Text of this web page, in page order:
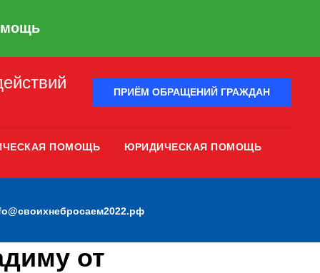
ПРИЁМ ОБРАЩЕНИЙ ГРАЖДАН
ПОМОЩЬ
ЮРИДИЧЕСКАЯ ПОМОЩЬ
от